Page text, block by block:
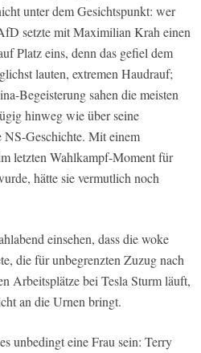
unter dem Gesichtspunkt: wer
setzte mit Maximilian Krah einen
Platz eins, denn das gefiel dem
lauten, extremen Haudrauf;
Begeisterung sahen die meisten
hinweg wie über seine
NS-Geschichte. Mit einem
letzten Wahlkampf-Moment für
hätte sie vermutlich noch
einsehen, dass die woke
die für unbegrenzten Zuzug nach
Arbeitsplätze bei Tesla Sturm läuft,
an die Urnen bringt.
unbedingt eine Frau sein: Terry